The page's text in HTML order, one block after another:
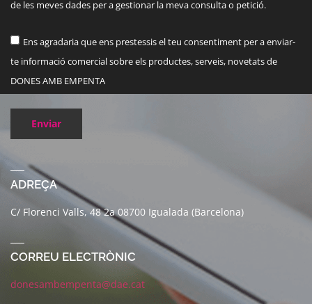
de les meves dades per a gestionar la meva consulta o petició.
Ens agradaria que ens prestessis el teu consentiment per a enviar-
te informació comercial sobre els productes, serveis, novetats de
DONES AMB EMPENTA
Enviar
ADREÇA
C/ Florenci Valls, 48 2a 08700 Igualada (Barcelona)
CORREU ELECTRÒNIC
donesambempenta@dae.cat